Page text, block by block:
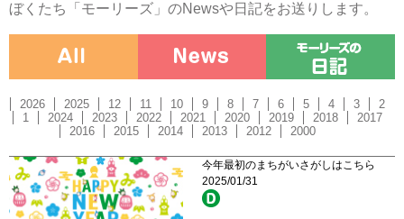
ぼくたち「モーリーズ」のNewsや日記をお送りします。
2026 2025 12 11 10 9 8 7 6 5 4 3
2
1
2024 2023 2022 2021 2020 2019 2018
2017
2016
2015 2014 2013 2012 2000
今年最初のまちがいさがしはこちら
2025/01/31